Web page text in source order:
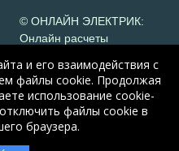
© ОНЛАЙН ЭЛЕКТРИК:
Онлайн расчеты
Online-electric.ru, 2008-
2026
© А.Н. Алюнов, 2008-2026
Свидетельство №16066
и его взаимодействия с
файлы cookie. Продолжая
использование cookie-
файлы cookie в
браузера.